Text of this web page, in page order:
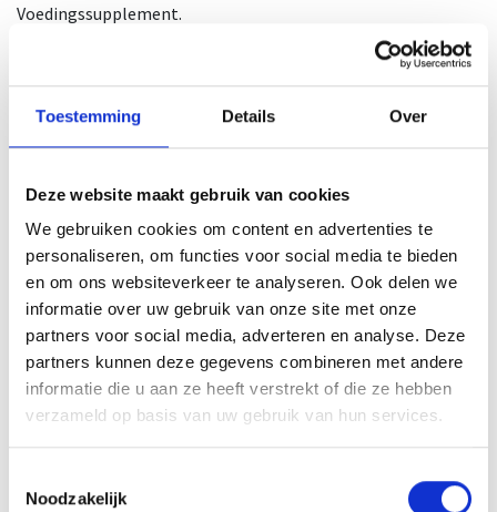
Toestemming Details Over
Deze website maakt gebruik van cookies
We gebruiken cookies om content en advertenties te
personaliseren, om functies voor social media te bieden
en om ons websiteverkeer te analyseren. Ook delen we
informatie over uw gebruik van onze site met onze
partners voor social media, adverteren en analyse. Deze
partners kunnen deze gegevens combineren met andere
informatie die u aan ze heeft verstrekt of die ze hebben
verzameld op basis van uw gebruik van hun services.
Noodzakelijk
Voedingssupplement.
ashwagandha is een supplement in capsulevorm.
Ashwagandha is een kruid dat volgens verschillende
onderzoeken een positief effect heeft op het lichaam.*
Ashwagandha geeft meer energie, ondersteunt de fysieke
prestatie en bevordert het uithoudingsvermogen.
1 dosis is 2 capsules per dag.
1 potje bevat 90 capsules
1 omdoos bevat 12 potjes.
NUT-Nummer: 3029/42
CNK-Nummer: 4754057
*bron